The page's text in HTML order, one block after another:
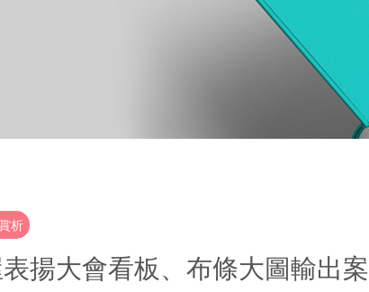
析
揚大會看板、布條大圖輸出